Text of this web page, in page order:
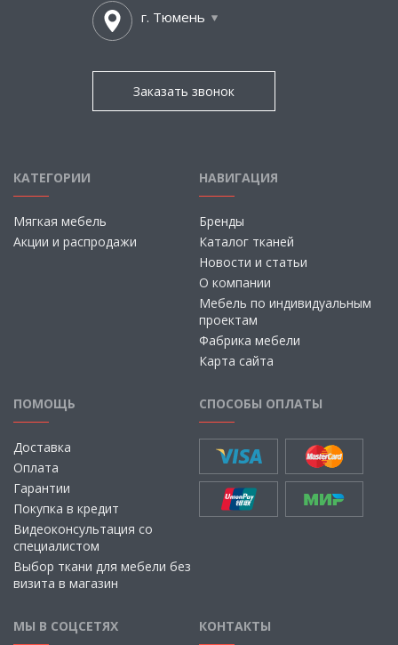
г. Тюмень
Заказать звонок
КАТЕГОРИИ
Мягкая мебель
Акции и распродажи
НАВИГАЦИЯ
Бренды
Каталог тканей
Новости и статьи
О компании
Мебель по индивидуальным
проектам
Фабрика мебели
Карта сайта
ПОМОЩЬ
Доставка
Оплата
Гарантии
Покупка в кредит
Видеоконсультация со
специалистом
Выбор ткани для мебели без
визита в магазин
СПОСОБЫ ОПЛАТЫ
МЫ В СОЦСЕТЯХ КОНТАКТЫ